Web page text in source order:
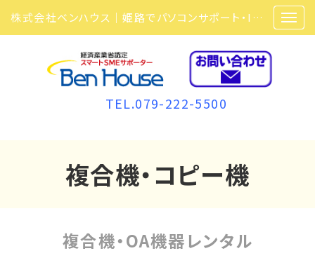
株式会社ベンハウス｜姫路でパソコンサポート・ITサポート・ITセキュリティ・複合機・ビジネスフォンなら弊社にお任せ
TEL.079-222-5500
複合機・コピー機
複合機・OA機器レンタル